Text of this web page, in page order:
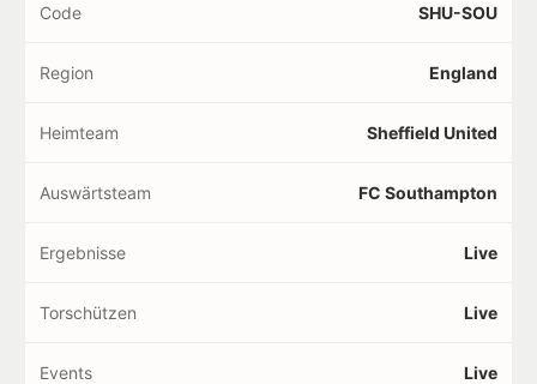
Code SHU-SOU
Region England
Heimteam Sheffield United
Auswärtsteam FC Southampton
Ergebnisse Live
Torschützen Live
Events Live